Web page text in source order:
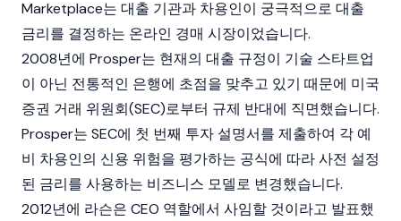
Marketplace는 대출 기관과 차용인이 궁극적으로 대출
금리를 결정하는 온라인 경매 시장이었습니다.
2008년에 Prosper는 현재의 대출 규정이 기술 스타트업
이 아닌 전통적인 은행에 초점을 맞추고 있기 때문에 미국
증권 거래 위원회(SEC)로부터 규제 반대에 직면했습니다.
Prosper는 SEC에 첫 번째 투자 설명서를 제출하여 각 예
비 차용인의 신용 위험을 평가하는 공식에 따라 사전 설정
된 금리를 사용하는 비즈니스 모델로 변경했습니다.
2012년에 라슨은 CEO 역할에서 사임할 것이라고 발표했